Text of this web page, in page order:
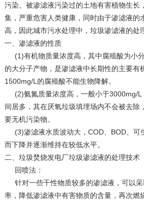
污染。被渗滤液污染过的土地有害植物生长
集，严重危害人类健康，同时由于渗滤液的
高，因此城市污水处理中，垃圾渗滤液的处
一、渗滤液的性质
(1)有机物质量浓度高，其中腐殖酸为小
的大分子产物，是渗滤液中长期性的主要
1500mg/L的腐殖酸不能生物降解。
(2)氨氮质量浓度高，一般小于3000mg/
间居多，其在厌氧垃圾填埋场内不会被去除
要无机污染物。
(3)渗滤液水质波动大，COD、BOD、可
而下降并逐渐维持在较低水平。
二、垃圾焚烧发电厂垃圾渗滤液的处理技术
回喷法：
针对一些干性物质较多的渗滤液，可以采
率，降低渗滤液中有害物质的含量，再次燃